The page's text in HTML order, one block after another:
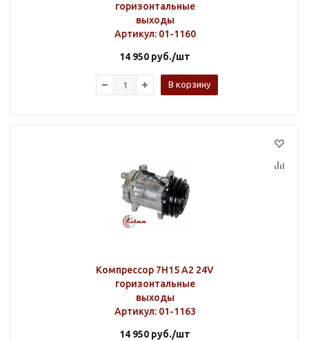
горизонтальные
выходы
Артикул: 01-1160
14 950 руб./шт
В корзину
Компрессор 7H15 A2 24V
горизонтальные
выходы
Артикул: 01-1163
14 950 руб./шт